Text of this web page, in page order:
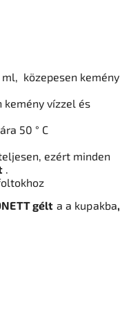
ml, közepesen kemény
kemény vízzel és
50 ° C
ezért minden
.
gélt a a kupakba,